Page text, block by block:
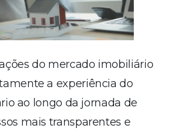
do mercado imobiliário
a experiência do
ao longo da jornada de
mais transparentes e